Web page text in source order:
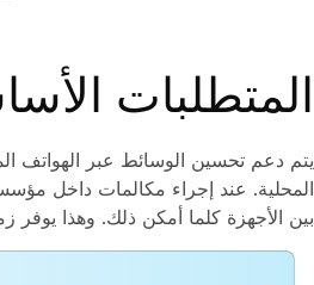
المتطلبات
المحلية. عند إجراء مكالمات داخل
بين الأجهزة كلما أمكن ذلك. وهذا يوفر